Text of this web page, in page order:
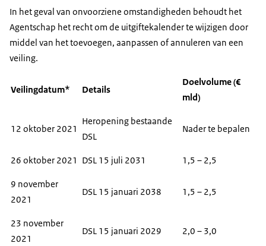
In het geval van onvoorziene omstandigheden behoudt het
Agentschap het recht om de uitgiftekalender te wijzigen door
middel van het toevoegen, aanpassen of annuleren van een
veiling.
Veilingdatum* Details
Doelvolume (€
mld)
12 oktober 2021
Heropening bestaande
DSL
Nader te bepalen
26 oktober 2021 DSL 15 juli 2031 1,5 – 2,5
9 november
2021
DSL 15 januari 2038 1,5 – 2,5
23 november
2021
DSL 15 januari 2029 2,0 – 3,0